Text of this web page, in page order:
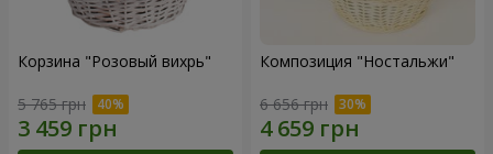
Корзина "Розовый вихрь"
5 765 грн
Композиция "Ностальжи"
6 656 грн